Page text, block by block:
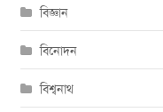
বিজ্ঞান
বিনোদন
বিশ্বনাথ